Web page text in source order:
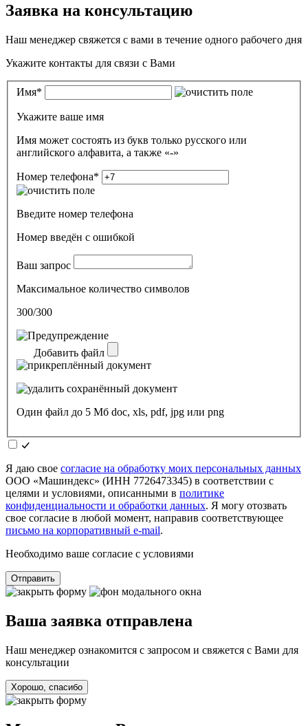
Заявка на консультацию
Наш менеджер свяжется с вами в течение одного рабочего дня
Укажите контакты для связи с Вами
Имя*
Укажите ваше имя
Имя может состоять из букв только русского или
английского алфавита, а также «-»
Номер телефона*
Введите номер телефона
Номер введён c ошибкой
Ваш запрос
Максимальное количество символов
300/300
Добавить файл
Один файл до 5 Мб doc, xls, pdf, jpg или png
Я даю свое согласие на обработку моих персональных данных
ООО «Машиндекс» (ИНН 7726473345) в соответствии с
целями и условиями, описанными в политике
конфиденциальности и обработки данных. Я могу отозвать
свое согласие в любой момент, направив соответствующее
письмо на корпоративный e-mail.
Необходимо ваше согласие с условиями
Отправить
Ваша заявка отправлена
Наш менеджер ознакомится с запросом и свяжется с Вами для
консультации
Хорошо, спасибо